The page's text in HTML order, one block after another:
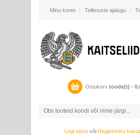
Minu konto Tellimuste ajalugu
Ostukorv toode(t) -
Logi sisse või Registreeru